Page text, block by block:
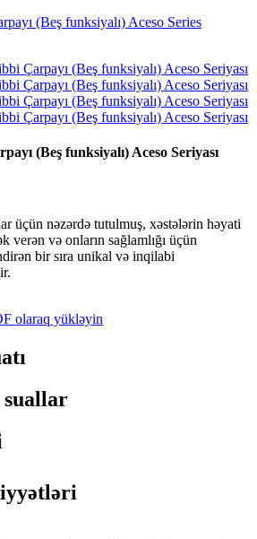
(Beş funksiyalı) Aceso Seriyası
üçün nəzərdə tutulmuş, xəstələrin həyati
verən və onların sağlamlığı üçün
bir sıra unikal və inqilabi
olaraq yükləyin
suallar